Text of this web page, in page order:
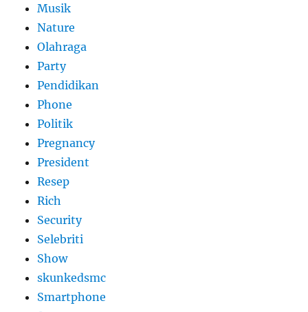
Musik
Nature
Olahraga
Party
Pendidikan
Phone
Politik
Pregnancy
President
Resep
Rich
Security
Selebriti
Show
skunkedsmc
Smartphone